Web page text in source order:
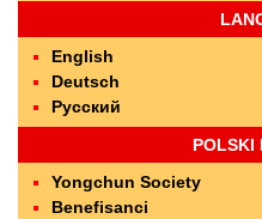
English
Deutsch
Русский
POLSKI
Yongchun Society
Benefisanci